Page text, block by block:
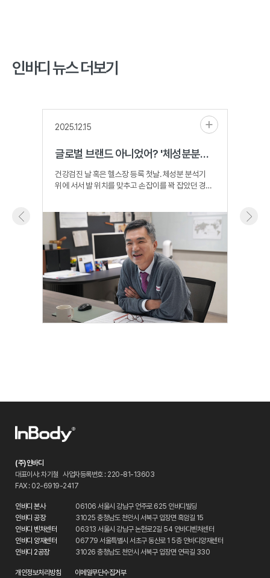
인바디 뉴스 더보기
2025.12.15
글로벌 브랜드 아니었어? '체성분분석 대명사' 한국 회사의 고민 [비크닉]
건강검진 날 혹은 헬스장 등록 첫날. 체성분 분석기
위에 서서 발 위치를 맞추고 손잡이를 꽉 잡았던 경험,
(주)인바디
대표이사: 차기철 사업자등록번호 : 220-81-13603
FAX : 02-6919-2417
인바디 본사
06106 서울시 강남구 언주로 625 인바디빌딩
인바디 공장
31025 충청남도 천안시 서북구 입장면 흑암길 15
인바디 벤처센터
06313 서울시 강남구 논현로2길 54 인바디벤처센터
인바디 양재센터
06779 서울특별시 서초구 동산로 1 5층 인바디양재센터
인바디 2공장
31026 충청남도 천안시 서북구 입장면 연곡길 330
개인정보처리방침 이메일무단수집거부